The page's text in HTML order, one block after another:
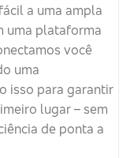
a uma ampla
uma plataforma
você
uma
isso para garantir
lugar – sem
de ponta a